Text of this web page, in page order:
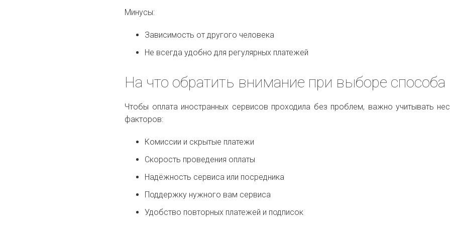
Минусы:
Зависимость от другого человека
Не всегда удобно для регулярных платежей
На что обратить внимание при выборе способа
Чтобы оплата иностранных сервисов проходила без проблем, важно учитывать
факторов:
Комиссии и скрытые платежи
Скорость проведения оплаты
Надёжность сервиса или посредника
Поддержку нужного вам сервиса
Удобство повторных платежей и подписок